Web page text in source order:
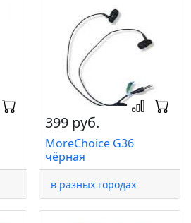
399 руб.
MoreChoice G36
чёрная
в разных городах